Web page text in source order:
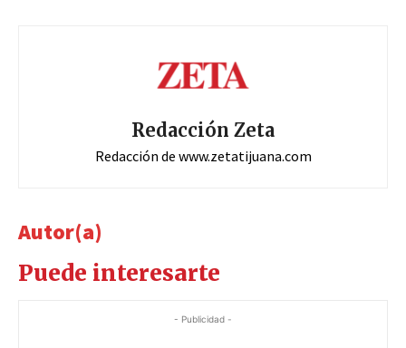
Redacción Zeta
Redacción de www.zetatijuana.com
Autor(a)
Puede interesarte
- Publicidad -